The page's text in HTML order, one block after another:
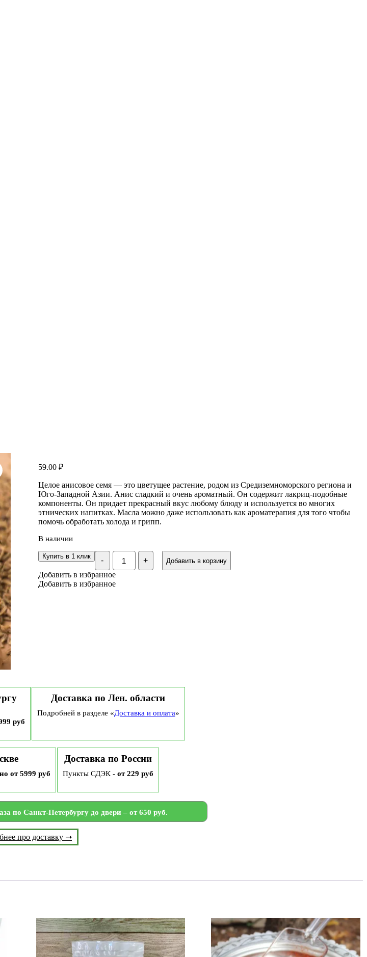
59.00 ₽
Целое анисовое семя — это цветущее растение, родом из Средиземноморского региона и
Юго-Западной Азии. Анис сладкий и очень ароматный. Он содержит лакриц-подобные
компоненты. Он придает прекрасный вкус любому блюду и используется во многих
этнических напитках. Масла можно даже использовать как ароматерапия для того чтобы
помочь обработать холода и грипп.
В наличии
-
Количество
Анис
плоды,
30
гр
+ Добавить в корзину
Купить в 1 клик
Добавить в избранное
Добавить в избранное
руб
Доставка по Лен. области
Подробней в разделе «Доставка и оплата»
от 5999 руб
Доставка по России
Пункты СДЭК - от 229 руб
по Санкт-Петербургу до двери – от 650 руб.
про доставку ➝